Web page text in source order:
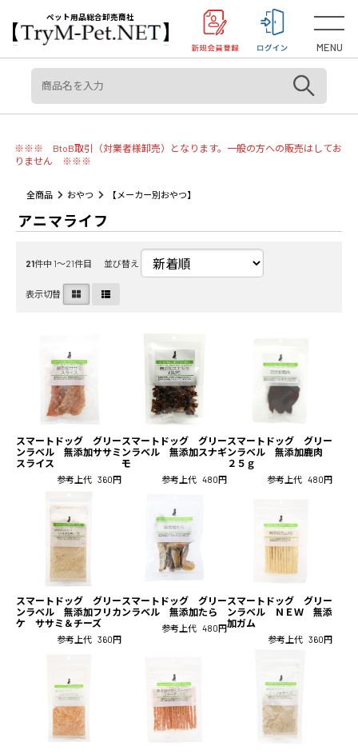
＜重要＞【オリジン】【アカナ】販売元変更のご案内
ペット用品総合卸売商社
MENU
※※※ BtoB取引（対業者様卸売）となります。一般の方への販売はしてお
りません ※※※
全商品 おやつ 【メーカー別おやつ】
アニマライフ
21件中 1〜21件目 並び替え
表示切替
スマートドッグ グリー
ンラベル 無添加ササミ
スライス
参考上代 360円
スマートドッグ グリー
ンラベル 無添加スナギ
モ
参考上代 480円
スマートドッグ グリー
ンラベル 無添加鹿肉
２５ｇ
参考上代 480円
スマートドッグ グリー
ンラベル 無添加フリカ
ケ ササミ＆チーズ
参考上代 360円
スマートドッグ グリー
ンラベル 無添加たら
参考上代 480円
スマートドッグ グリー
ンラベル ＮＥＷ 無添
加ガム
参考上代 360円